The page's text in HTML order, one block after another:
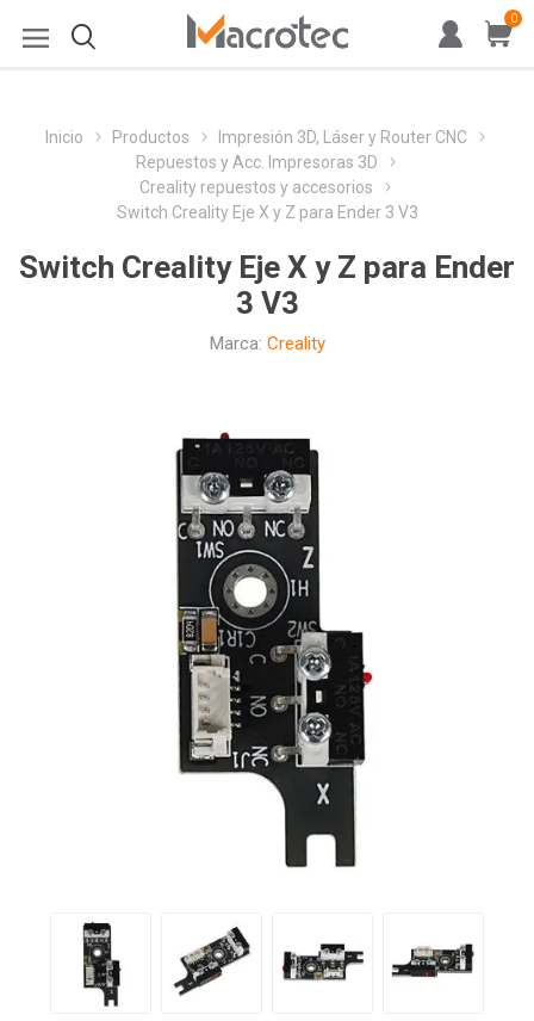
0
Inicio Productos
Impresión 3D, Láser y Router CNC
Repuestos y Acc. Impresoras 3D
Creality repuestos y accesorios
Switch Creality Eje X y Z para Ender 3 V3
Switch Creality Eje X y Z para Ender
3 V3
Marca: Creality